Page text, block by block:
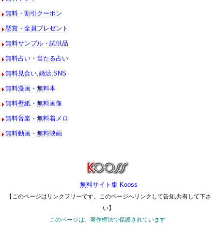
無料・割引クーポン
懸賞・全員プレゼント
無料サンプル・試供品
無料占い・当たる占い
無料見合い,婚活,SNS
無料漫画・無料本
無料壁紙・無料画像
無料音楽・無料着メロ
無料動画・無料映画
無料サイト集 Kooss
【このページはリンクフリーです。このページへリンクして告知,共有して下さ
い】
このページは、著作権法で保護されています